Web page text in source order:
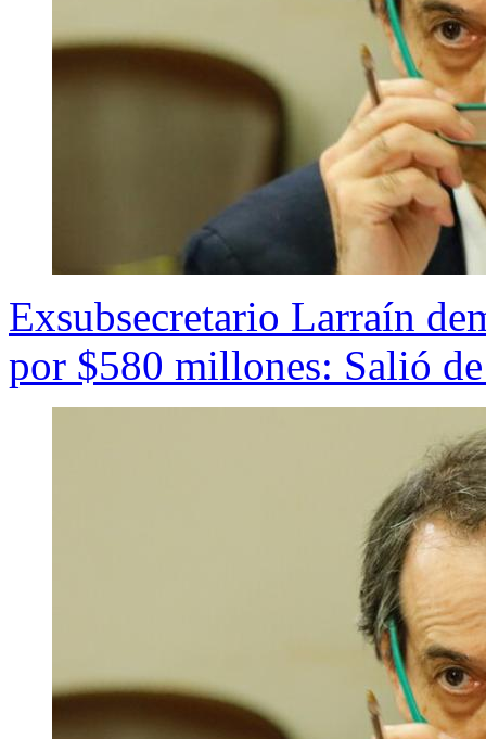
Exsubsecretario Larraín
por $580 millones: Salió